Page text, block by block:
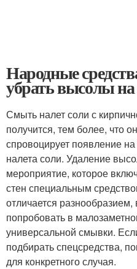
Народные
убрать высолы
Смыть налет соли с
получится, тем более, что
спровоцирует появление
налета соли. Удаление
мероприятие, которое
стен специальным
отличается
попробовать в
универсальной смывки.
подбирать спецсредства,
для конкретного случая.